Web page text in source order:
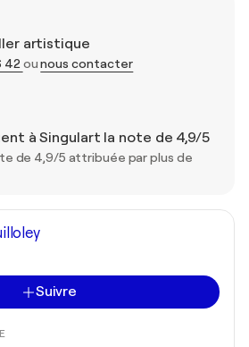
artistique
42 ounous contacter
à Singulart la note de 4,9/5
de 4,9/5 attribuée par plus de
Suivre